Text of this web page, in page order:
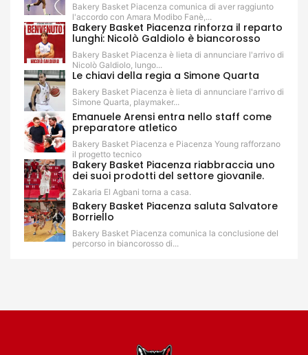
Bakery Basket Piacenza comunica di aver raggiunto
l'accordo con Amara Modibo Fanè,...
Bakery Basket Piacenza rinforza il reparto
lunghi: Nicolò Galdiolo è biancorosso
Bakery Basket Piacenza è lieta di annunciare l'arrivo di
Nicolò Galdiolo, lungo...
Le chiavi della regia a Simone Quarta
Bakery Basket Piacenza è lieta di annunciare l'arrivo di
Simone Quarta, playmaker...
Emanuele Arensi entra nello staff come
preparatore atletico
Bakery Basket Piacenza e Piacenza Young rafforzano
il progetto tecnico
Bakery Basket Piacenza riabbraccia uno
dei suoi prodotti del settore giovanile.
Zakaria El Agbani torna a casa.
Bakery Basket Piacenza saluta Salvatore
Borriello
Bakery Basket Piacenza comunica la conclusione del
percorso in biancorosso di...